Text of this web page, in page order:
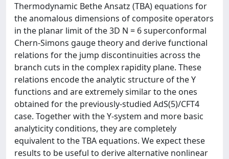
Thermodynamic Bethe Ansatz (TBA) equations for
the anomalous dimensions of composite operators
in the planar limit of the 3D N = 6 superconformal
Chern-Simons gauge theory and derive functional
relations for the jump discontinuities across the
branch cuts in the complex rapidity plane. These
relations encode the analytic structure of the Y
functions and are extremely similar to the ones
obtained for the previously-studied AdS(5)/CFT4
case. Together with the Y-system and more basic
analyticity conditions, they are completely
equivalent to the TBA equations. We expect these
results to be useful to derive alternative nonlinear